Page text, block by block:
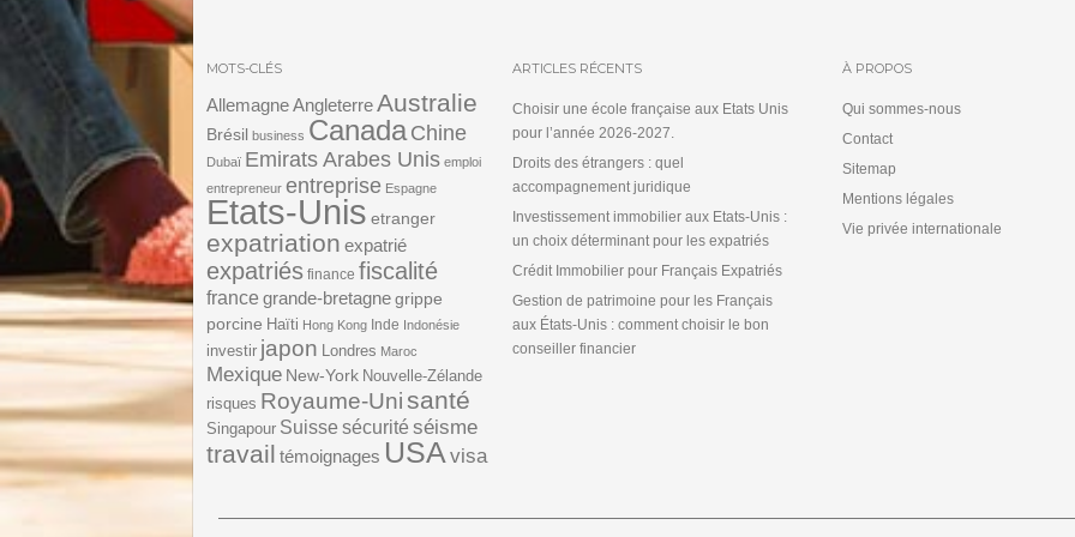
MOTS-CLÉS
AllemagneAngleterreAustralie
Brésil business CanadaChine
Dubaï Emirats Arabes Unis emploi
entrepreneur entreprise Espagne
Etats-Unis etranger
expatriation expatrié
expatriés finance fiscalité
france grande-bretagnegrippe
porcine Haïti Hong Kong Inde Indonésie
investir japon Londres Maroc
Mexique New-York Nouvelle-Zélande
risques Royaume-Unisanté
Singapour Suisse sécurité séisme
travail témoignages USA visa
ARTICLES RÉCENTS
Choisir une école française aux Etats Unis
pour l’année 2026-2027.
Droits des étrangers : quel
accompagnement juridique
Investissement immobilier aux Etats-Unis :
un choix déterminant pour les expatriés
Crédit Immobilier pour Français Expatriés
Gestion de patrimoine pour les Français
aux États-Unis : comment choisir le bon
conseiller financier
À PROPOS
Qui sommes-nous
Contact
Sitemap
Mentions légales
Vie privée internationale